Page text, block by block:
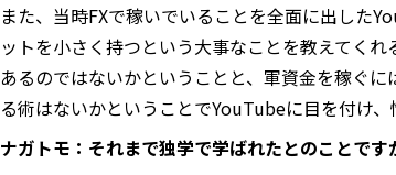
また、当時FXで稼いでいることを全面に出した
ットを小さく持つという大事なことを教えてく
あるのではないかということと、軍資金を稼ぐ
る術はないかということでYouTubeに目を付け、
ナガトモ：それまで独学で学ばれたとのことで